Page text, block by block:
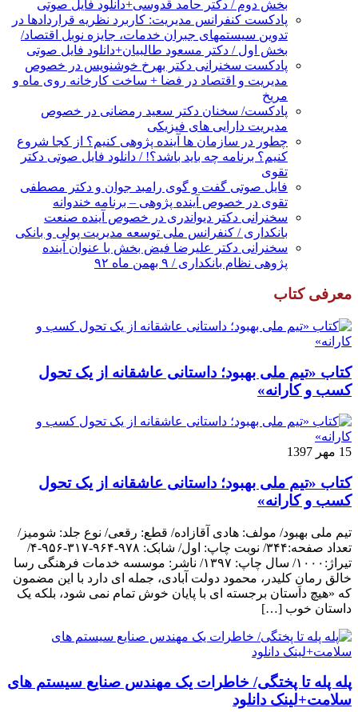
بخش دوم / دکتر حامد قدوسی+دانلود فایل صوتی
پادکست کنفرانس مدیریت: کاربرد نظریه قراردادها در
تدوین سیستمهای جبران خدمات، جایزه نوبل اقتصاد/
بخش اول / دکتر مسعود طالبیان+دانلود فایل صوتی
پادکست سخنرانی دکتر بهرخ خوشنویس در خصوص
مدیریت و اقتصاد در فضا + ساخت کارخانه روی ماه و
مریخ
پادکست/ سخنان دکتر سعید رمضانی در خصوص
مدیریت دارایی های فیزیکی
چطور در سازمان ها آینده پژوهی کنیم؟ از کجا شروع
کنیم؟ برنامه چه باید باشد؟! / دانلود فایل صوتی دکتر
تقوی
فایل صوتی گفت و گوی رامبد جوان و دکتر مصطفی
تقوی در خصوص آینده پژوهی – برنامه خندوانه
سخنرانی دکتر دیواندری در خصوص آینده صنعت
بانکداری / کنفرانس ملی توسعه مدیریت پولی و بانکی
سخنرانی دکتر علیرضا فیض بخش با عنوان آینده
پژوهی نظام بانکداری / ۹ بهمن ماه ۹۲
معرفی کتاب
کتاب «تیم ملی بهبود؛ داستانی عاشقانه از یک تحول
کسب و کارانه»
15 مهر 1397
کتاب «تیم ملی بهبود؛ داستانی عاشقانه از یک تحول
کسب و کارانه»
تیم ملی بهبود/ مولف: هادی آقازاده/ قطع: رقعی/ نوع جلد: شومیز/
تعداد صفحه:۳۴۴/ نوبت چاپ: اول/ شابک: ۹۷۸-۹۶۴-۳۱۷-۹۵۶-۴/
تیراژ:۱۰۰۰/ سال چاپ: ۱۳۹۷/ ناشر: موسسه خدمات فرهنگی رسا
خالق رمانِ کلیدر، محمود دولت آبادی، جمله ای دارد با این مضمون
که «هیچ داستان برجسته ای با پایان خوش تمام نمی شود، بلکه یک
داستان خوب […]
پله پله تا پختگی/ خاطرات یک مهندس صنایع سیستم های
سلامت+لینک دانلود